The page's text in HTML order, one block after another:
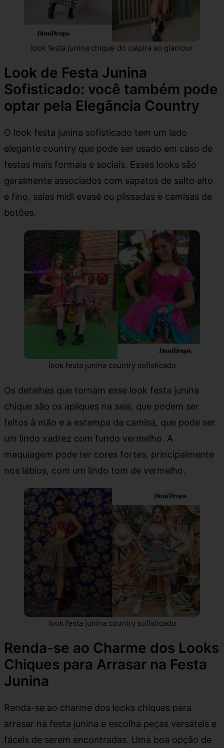
look festa junina chique do caipira ao glamour
Look de Festa Junina
Sofisticado: você também pode
optar pela Elegância Country
O look festa junina sofisticado tem um lado
elegante country que pode ser usado em caso de
festas mais formais e sociais. Esses looks são
geralmente associados com sapatos de salto alto
e fino, saias midi evasê ou plissadas e camisas de
botões.
look festa junina country sofisticado
Os detalhes que tornam esse look festa junina
chique são os apliques na saia, que podem ser
feitos à mão e a estampa da camisa, que pode ser
um lindo xadrez com fundo vermelho. A
maquiagem pode ter cores fortes, principalmente
nos lábios, com um lindo tom de vermelho.
look festa junina country sofisticado
Renda-se ao Charme dos Looks
Chiques para Arrasar na Festa
Junina
Renda-se ao charme dos looks chiques para
arrasar na festa junina e escolha peças versáteis e
fáceis de serem encontradas. Uma boa opção de